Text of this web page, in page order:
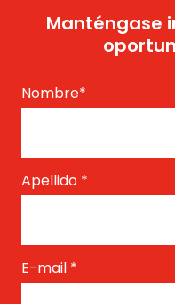
Manténgase
Nombre*
Apellido *
E-mail *